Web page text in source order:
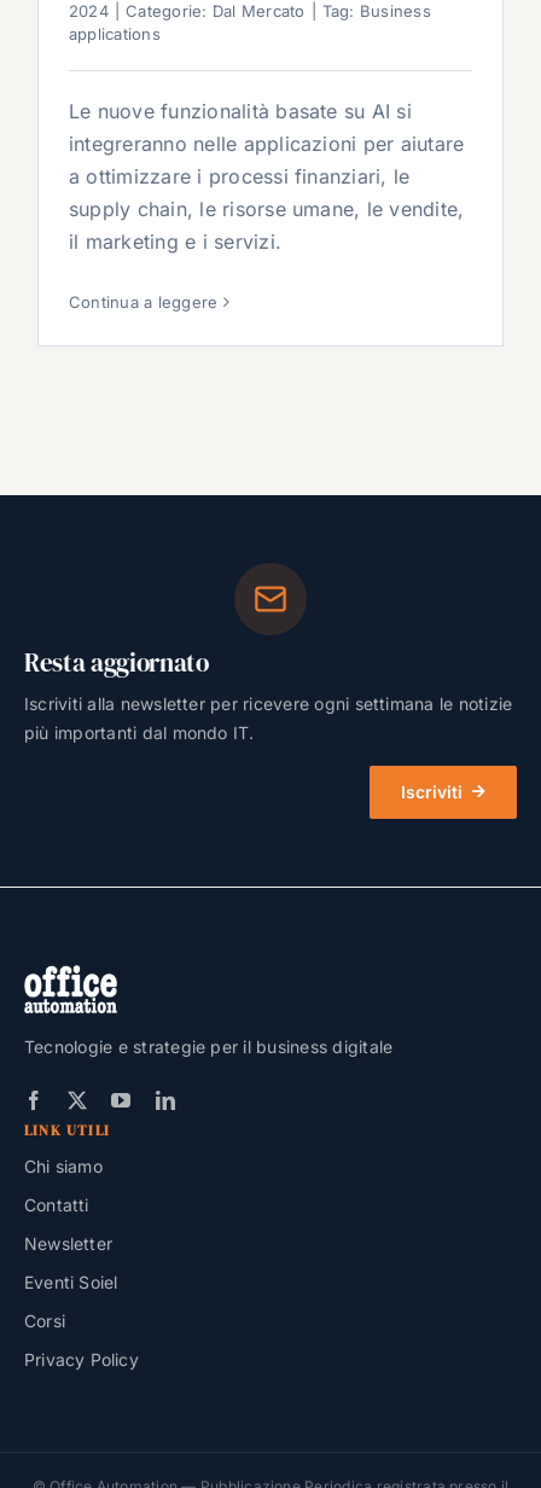
2024
Categorie: Dal Mercato Tag: Business
applications
Le nuove funzionalità basate su AI si
integreranno nelle applicazioni per aiutare
a ottimizzare i processi finanziari, le
supply chain, le risorse umane, le vendite,
il marketing e i servizi.
Continua a leggere
Resta aggiornato
Iscriviti alla newsletter per ricevere ogni settimana le notizie
più importanti dal mondo IT.
Iscriviti
Tecnologie e strategie per il business digitale
LINK UTILI
Chi siamo
Contatti
Newsletter
Eventi Soiel
Corsi
Privacy Policy